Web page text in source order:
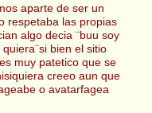
aparte de ser un
respetaba las propias
algo decia ¨buu soy
bien el sitio
muy patetico que se
creeo aun que
o avatarfagea